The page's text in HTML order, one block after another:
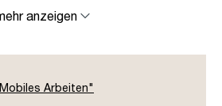
anzeigen
Arbeiten"